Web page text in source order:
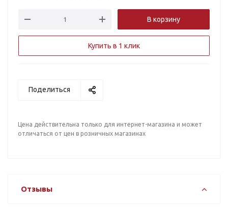
В корзину
Купить в 1 клик
Поделиться
Цена действительна только для интернет-магазина и может
отличаться от цен в розничных магазинах
Отзывы